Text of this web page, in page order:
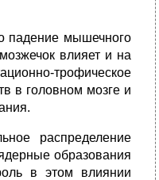
падение мышечного
влияет и на
трофическое
в головном мозге и
распределение
образования
в этом влиянии